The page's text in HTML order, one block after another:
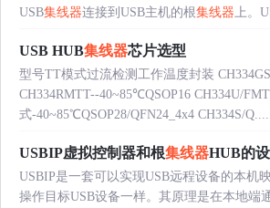
USB集线器连接到USB主机的根集线器 上。
USB HUB集线器芯片选型
型号TT模式过流检测工作温度封装
CH334RMTT--40~85℃QSOP16 CH334U/
式-40~85℃QSOP28/QFN24_4x4 CH334S/Q......
USBIP虚拟控制器和根集线器HUB的
USBIP是一套可以实现USB远程设备的本机
操作目标USB设备一样。其原理是在本地端